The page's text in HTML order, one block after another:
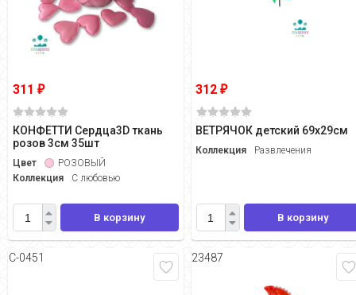
311 ₽
КОНФЕТТИ Сердца3D ткань
розов 3см 35шт
Цвет
РОЗОВЫЙ
Коллекция
С любовью
В корзину
312₽
ВЕТРЯЧОК детский 69х29см
Коллекция Развлечения
В корзину
С-0451 23487